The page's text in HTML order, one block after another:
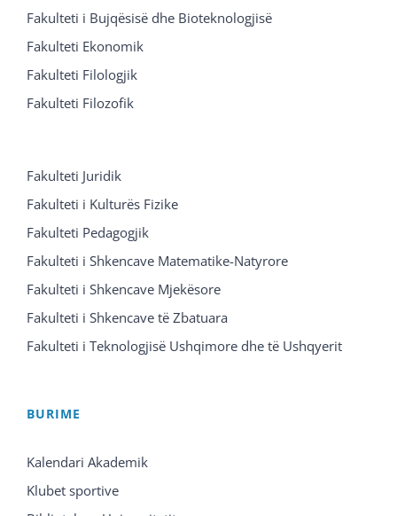
Fakulteti i Bujqësisë dhe Bioteknologjisë
Fakulteti Ekonomik
Fakulteti Filologjik
Fakulteti Filozofik
Fakulteti Juridik
Fakulteti i Kulturës Fizike
Fakulteti Pedagogjik
Fakulteti i Shkencave Matematike-Natyrore
Fakulteti i Shkencave Mjekësore
Fakulteti i Shkencave të Zbatuara
Fakulteti i Teknologjisë Ushqimore dhe të Ushqyerit
BURIME
Kalendari Akademik
Klubet sportive